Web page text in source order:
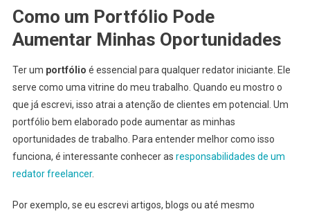
Como um Portfólio Pode
Aumentar Minhas Oportunidades
Ter um portfólio é essencial para qualquer redator iniciante. Ele
serve como uma vitrine do meu trabalho. Quando eu mostro o
que já escrevi, isso atrai a atenção de clientes em potencial. Um
portfólio bem elaborado pode aumentar as minhas
oportunidades de trabalho. Para entender melhor como isso
funciona, é interessante conhecer as responsabilidades de um
redator freelancer.
Por exemplo, se eu escrevi artigos, blogs ou até mesmo